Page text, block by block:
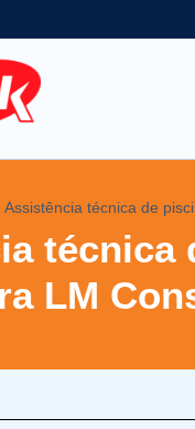
Assistência técnica de
técnica
LM